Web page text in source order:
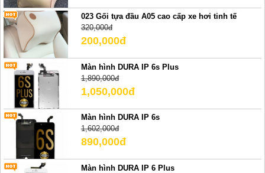
023 Gối tựa đầu A05 cao cấp xe hơi tinh tế
320,000đ
200,000đ
Màn hình DURA IP 6s Plus
1,890,000đ
1,050,000đ
Màn hình DURA IP 6s
1,602,000đ
890,000đ
Màn hình DURA IP 6 Plus